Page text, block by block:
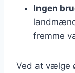
Ingen
fremme
Ved at vælge